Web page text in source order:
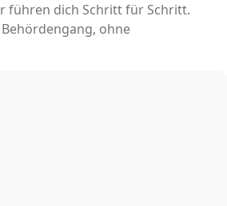
führen dich Schritt für Schritt.
ohne